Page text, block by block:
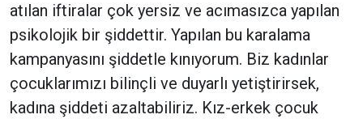
atılan iftiralar çok yersiz ve acımasızca yapılan
psikolojik bir şiddettir. Yapılan bu karalama
kampanyasını şiddetle kınıyorum. Biz kadınlar
çocuklarımızı bilinçli ve duyarlı yetiştirirsek,
kadına şiddeti azaltabiliriz. Kız-erkek çocuk